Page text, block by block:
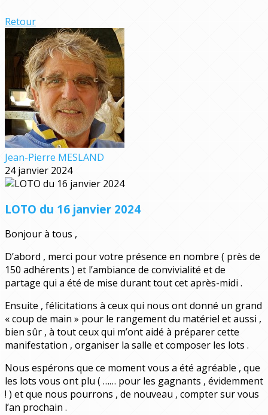
Retour
Jean-Pierre MESLAND
24 janvier 2024
LOTO du 16 janvier 2024
Bonjour à tous ,
D’abord , merci pour votre présence en nombre ( près de
150 adhérents ) et l’ambiance de convivialité et de
partage qui a été de mise durant tout cet après-midi .
Ensuite , félicitations à ceux qui nous ont donné un grand
« coup de main » pour le rangement du matériel et aussi ,
bien sûr , à tout ceux qui m’ont aidé à préparer cette
manifestation , organiser la salle et composer les lots .
Nous espérons que ce moment vous a été agréable , que
les lots vous ont plu ( …… pour les gagnants , évidemment
! ) et que nous pourrons , de nouveau , compter sur vous
l’an prochain .